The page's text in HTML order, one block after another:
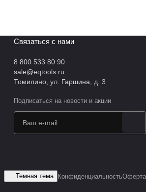
Связаться с нами
8 800 533 80 90
sale@eqtools.ru
Томилино, ул. Гаршина, д. 3
Подписаться на новости и акции
Темная тема КонфиденциальностьОферта